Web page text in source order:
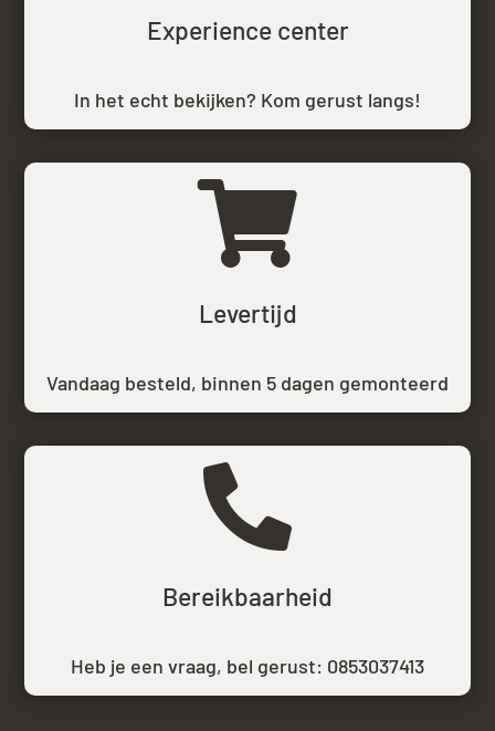
Experience center
In het echt bekijken? Kom gerust langs!

Levertijd
Vandaag besteld, binnen 5 dagen gemonteerd

Bereikbaarheid
Heb je een vraag, bel gerust: 0853037413